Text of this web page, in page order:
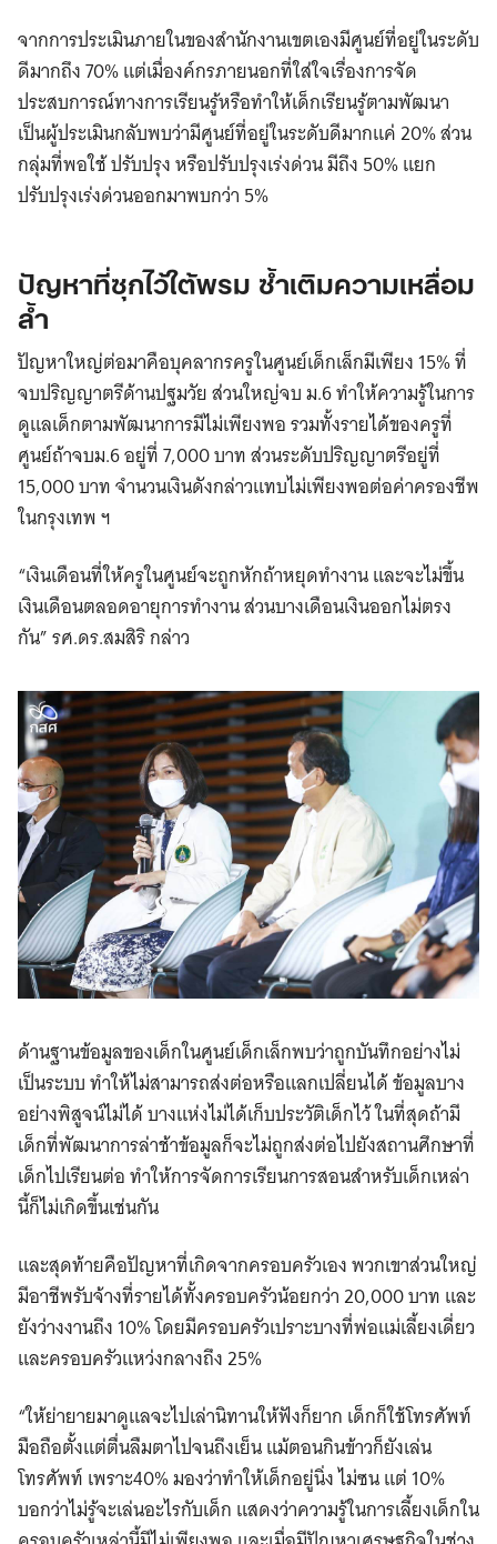
จากการประเมินภายในของสำนักงานเขตเองมีศูนย์ที่อยู่ในระดับ
ดีมากถึง 70% แต่เมื่องค์กรภายนอกที่ใส่ใจเรื่องการจัด
ประสบการณ์ทางการเรียนรู้หรือทำให้เด็กเรียนรู้ตามพัฒนา
เป็นผู้ประเมินกลับพบว่ามีศูนย์ที่อยู่ในระดับดีมากแค่ 20% ส่วน
กลุ่มที่พอใช้ ปรับปรุง หรือปรับปรุงเร่งด่วน มีถึง 50% แยก
ปรับปรุงเร่งด่วนออกมาพบกว่า 5%
ปัญหาที่ซุกไว้ใต้พรม ซ้ำเติมความเหลื่อม
ล้ำ
ปัญหาใหญ่ต่อมาคือบุคลากรครูในศูนย์เด็กเล็กมีเพียง 15% ที่
จบปริญญาตรีด้านปฐมวัย ส่วนใหญ่จบ ม.6 ทำให้ความรู้ในการ
ดูแลเด็กตามพัฒนาการมีไม่เพียงพอ รวมทั้งรายได้ของครูที่
ศูนย์ถ้าจบม.6 อยู่ที่ 7,000 บาท ส่วนระดับปริญญาตรีอยู่ที่
15,000 บาท จำนวนเงินดังกล่าวแทบไม่เพียงพอต่อค่าครองชีพ
ในกรุงเทพ ฯ
“เงินเดือนที่ให้ครูในศูนย์จะถูกหักถ้าหยุดทำงาน และจะไม่ขึ้น
เงินเดือนตลอดอายุการทำงาน ส่วนบางเดือนเงินออกไม่ตรง
กัน” รศ.ดร.สมสิริ กล่าว
ด้านฐานข้อมูลของเด็กในศูนย์เด็กเล็กพบว่าถูกบันทึกอย่างไม่
เป็นระบบ ทำให้ไม่สามารถส่งต่อหรือแลกเปลี่ยนได้ ข้อมูลบาง
อย่างพิสูจน์ไม่ได้ บางแห่งไม่ได้เก็บประวัติเด็กไว้ ในที่สุดถ้ามี
เด็กที่พัฒนาการล่าช้าข้อมูลก็จะไม่ถูกส่งต่อไปยังสถานศึกษาที่
เด็กไปเรียนต่อ ทำให้การจัดการเรียนการสอนสำหรับเด็กเหล่า
นี้ก็ไม่เกิดขึ้นเช่นกัน
และสุดท้ายคือปัญหาที่เกิดจากครอบครัวเอง พวกเขาส่วนใหญ่
มีอาชีพรับจ้างที่รายได้ทั้งครอบครัวน้อยกว่า 20,000 บาท และ
ยังว่างงานถึง 10% โดยมีครอบครัวเปราะบางที่พ่อแม่เลี้ยงเดี่ยว
และครอบครัวแหว่งกลางถึง 25%
“ให้ย่ายายมาดูแลจะไปเล่านิทานให้ฟังก็ยาก เด็กก็ใช้โทรศัพท์
มือถือตั้งแต่ตื่นลืมตาไปจนถึงเย็น แม้ตอนกินข้าวก็ยังเล่น
โทรศัพท์ เพราะ40% มองว่าทำให้เด็กอยู่นิ่ง ไม่ซน แต่ 10%
บอกว่าไม่รู้จะเล่นอะไรกับเด็ก แสดงว่าความรู้ในการเลี้ยงเด็กใน